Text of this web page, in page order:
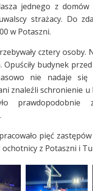
jednego z
strażacy. Do
w Potaszni.
cztery osoby.
Opuściły budynek
nie nadaje się
znaleźli schronienie u
prawdopodobnie
pięć
ochotnicy z Potaszni i